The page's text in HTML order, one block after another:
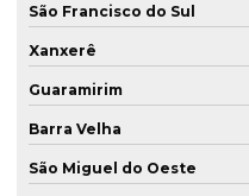
São Francisco do Sul
Xanxerê
Guaramirim
Barra Velha
São Miguel do Oeste